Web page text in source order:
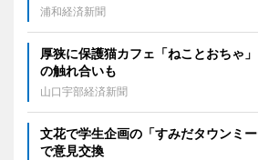
浦和経済新聞
厚狭に保護猫カフェ「ねことおちゃ
の触れ合いも
山口宇部経済新聞
文花で学生企画の「すみだタウンミ
で意見交換